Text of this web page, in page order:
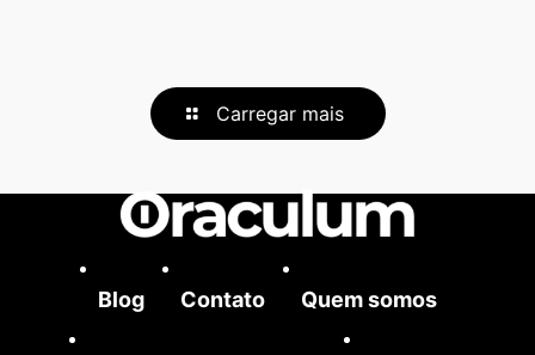
Carregar mais
Blog Contato Quem somos